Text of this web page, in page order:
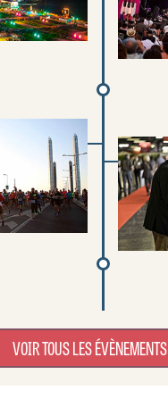
VOIR TOUS LES ÉVÈNEMENTS